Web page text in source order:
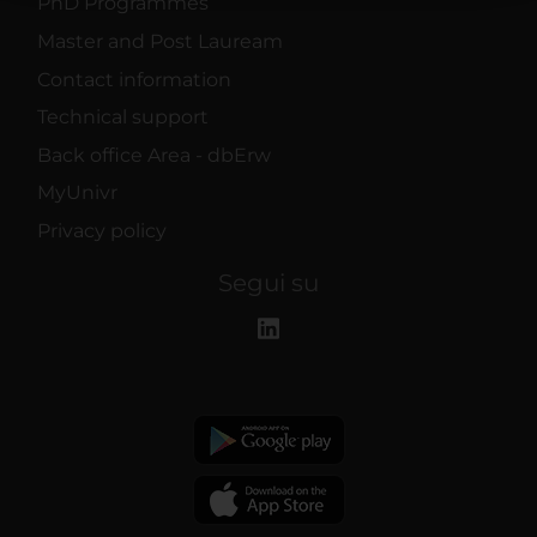
raccolto dal tuo utilizzo dei loro servizi.
Master and Post Lauream
Contact information
Technical support
Back office Area - dbErw
MyUnivr
Privacy policy
Segui su